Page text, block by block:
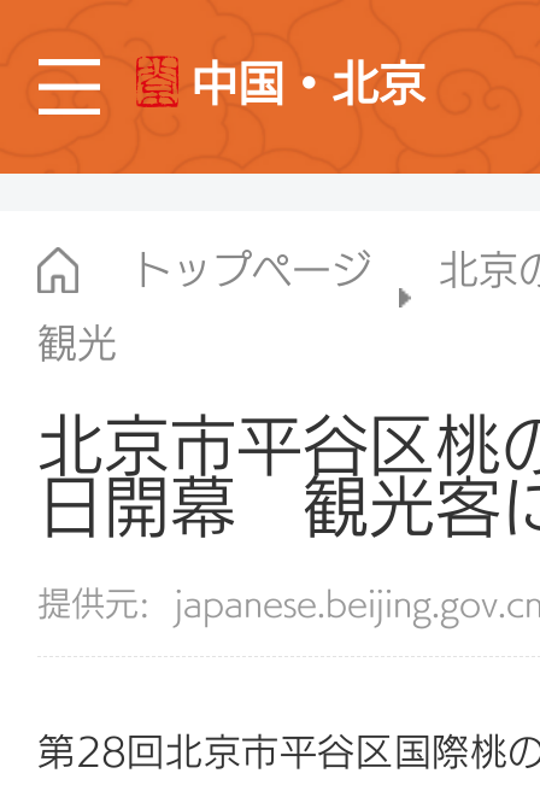
中国・北京
トップページ
北京
観光
北京市平谷区
日開幕 観光客
提供元:
第28回北京市平谷区国際桃